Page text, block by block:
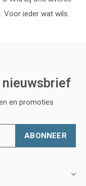
Voor ieder wat wils.
nieuwsbrief
en promoties
ABONNEER